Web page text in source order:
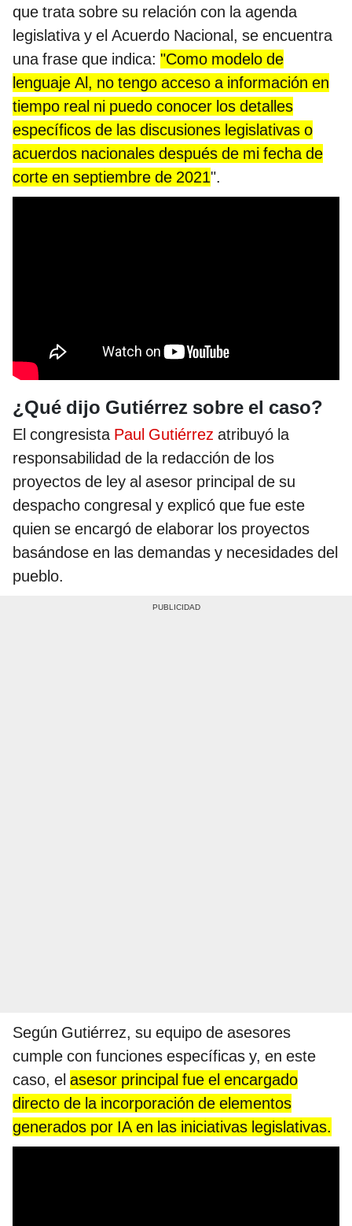
que trata sobre su relación con la agenda
legislativa y el Acuerdo Nacional, se encuentra
una frase que indica: "Como modelo de
lenguaje Al, no tengo acceso a información en
tiempo real ni puedo conocer los detalles
específicos de las discusiones legislativas o
acuerdos nacionales después de mi fecha de
corte en septiembre de 2021".
¿Qué dijo Gutiérrez sobre el caso?
El congresista Paul Gutiérrez atribuyó la
responsabilidad de la redacción de los
proyectos de ley al asesor principal de su
despacho congresal y explicó que fue este
quien se encargó de elaborar los proyectos
basándose en las demandas y necesidades del
pueblo.
Según Gutiérrez, su equipo de asesores
cumple con funciones específicas y, en este
caso, el asesor principal fue el encargado
directo de la incorporación de elementos
generados por IA en las iniciativas legislativas.